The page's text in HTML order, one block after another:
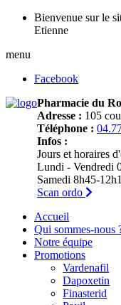
Bienvenue sur le
Etienne
menu
Facebook
Pharmacie du
Adresse : 105
Téléphone :
Infos :
Jours et horaires
Lundi - Vendredi
Samedi 8h45-
Scan ordo
Accueil
Qui sommes-nous
Notre équipe
Promotions
Vardenafil
Dapoxetin
Finasterid